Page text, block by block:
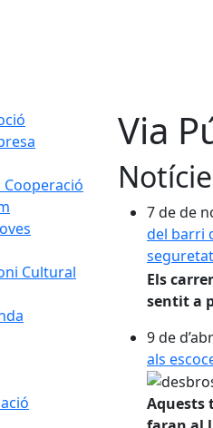
Cooperació
Cultural
Via
7 de de
del barri
seguretat
Els
sentit a
9 de
als
Aquests